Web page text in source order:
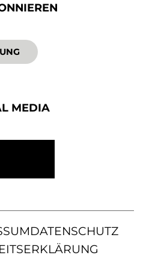
MEDIA
DATENSCHUTZ